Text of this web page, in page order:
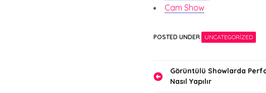
Cam Show
POSTED UNDER UNCATEGORIZED
YazıGörüntülü Showlarda
Nasıl Yapılır